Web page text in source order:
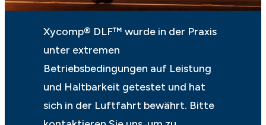
Xycomp® DLF™ wurde in der Praxis
unter extremen
Betriebsbedingungen auf Leistung
und Haltbarkeit getestet und hat
sich in der Luftfahrt bewährt. Bitte